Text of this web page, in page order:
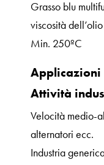
Grasso blu
viscosità
Min. 250ºC
Applicazioni
Attività
Velocità medio-
alternatori ecc.
Industria